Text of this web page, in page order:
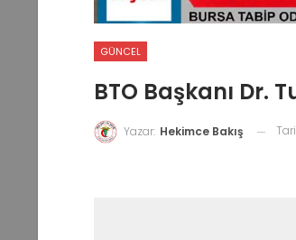
GÜNCEL
BTO Başkanı Dr.
Yazar: Hekimce Bakış